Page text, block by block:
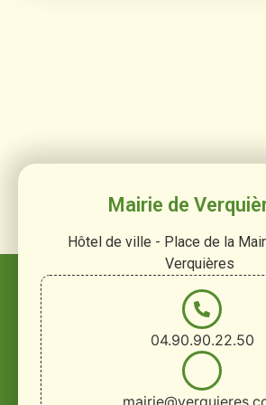
Mairie de
Hôtel de ville - Place de la
Verquières
04.90.90.22.50